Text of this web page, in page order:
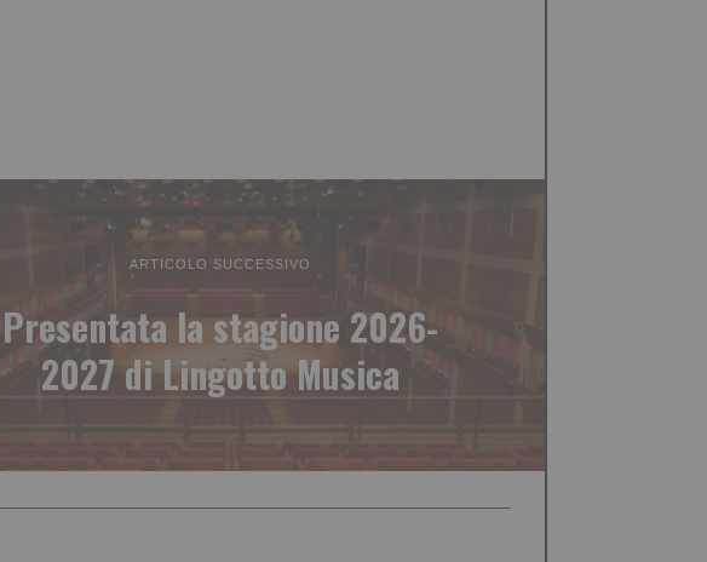
ARTICOLO SUCCESSIVO
Presentata la stagione 2026-
2027 di Lingotto Musica